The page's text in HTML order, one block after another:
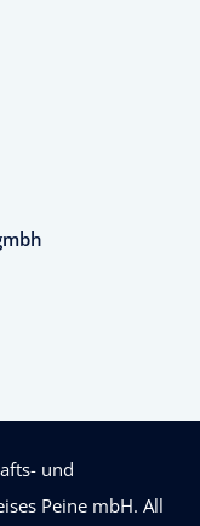
und
Peine mbH. All